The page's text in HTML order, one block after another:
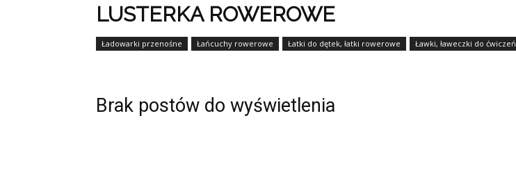
LUSTERKA ROWEROWE
Ładowarki przenośne Łańcuchy rowerowe Łatki do dętek, łatki rowerowe Ławki, ławeczki do ćwiczeń
Brak postów do wyświetlenia